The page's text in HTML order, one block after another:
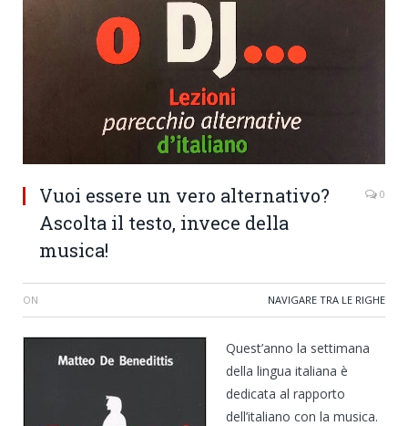
Vuoi essere un vero alternativo?
Ascolta il testo, invece della
musica!
0
ON NAVIGARE TRA LE RIGHE
Quest’anno la settimana
della lingua italiana è
dedicata al rapporto
dell’italiano con la musica.